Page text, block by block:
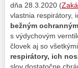
dňa 28.3.2020 (
vlastnia respirátory,
bežným
s výdychovým
človek aj so
respirátory, ich